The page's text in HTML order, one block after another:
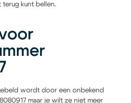
kunt bellen.
wordt door een onbekend
maar je wilt ze niet meer